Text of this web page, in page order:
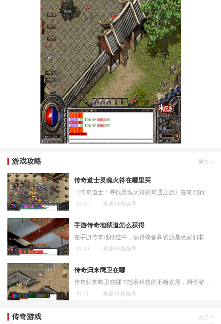
游戏攻略
传奇道士灵魂火符在哪里买
07-17 来源:66新服网
手游传奇地狱道怎么获得
01-10 来源:66新服网
传奇归来鹰卫在哪
01-31 来源:66新服网
传奇游戏